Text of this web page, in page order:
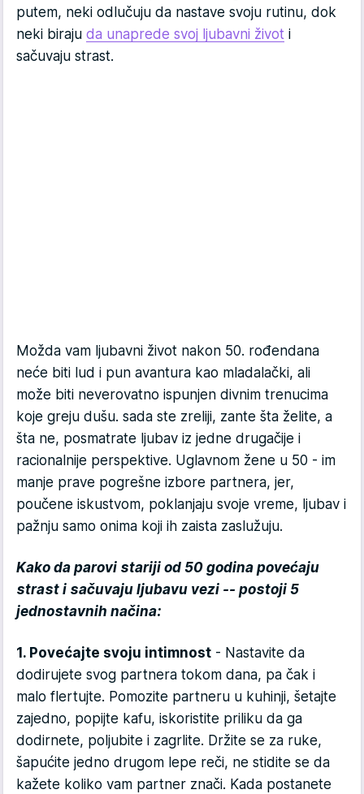
putem, neki odlučuju da nastave svoju rutinu, dok
neki biraju da unaprede svoj ljubavni život i
sačuvaju strast.
Možda vam ljubavni život nakon 50. rođendana
neće biti lud i pun avantura kao mladalački, ali
može biti neverovatno ispunjen divnim trenucima
koje greju dušu. sada ste zreliji, zante šta želite, a
šta ne, posmatrate ljubav iz jedne drugačije i
racionalnije perspektive. Uglavnom žene u 50 - im
manje prave pogrešne izbore partnera, jer,
poučene iskustvom, poklanjaju svoje vreme, ljubav i
pažnju samo onima koji ih zaista zaslužuju.
Kako da parovi stariji od 50 godina povećaju
strast i sačuvaju ljubavu vezi -- postoji 5
jednostavnih načina:
1. Povećajte svoju intimnost - Nastavite da
dodirujete svog partnera tokom dana, pa čak i
malo flertujte. Pomozite partneru u kuhinji, šetajte
zajedno, popijte kafu, iskoristite priliku da ga
dodirnete, poljubite i zagrlite. Držite se za ruke,
šapućite jedno drugom lepe reči, ne stidite se da
kažete koliko vam partner znači. Kada postanete